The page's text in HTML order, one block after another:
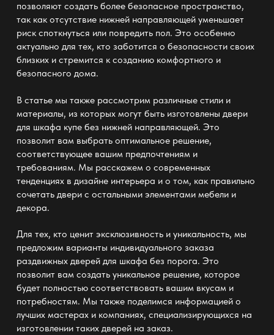
позволяют создать более безопасное пространство,
так как отсутствие нижней направляющей уменьшает
риск споткнуться или повредить пол. Это особенно
актуально для тех, кто заботится о безопасности своих
близких и стремится к созданию комфортного и
безопасного дома.
В статье мы также рассмотрим различные стили и
материалы, из которых могут быть изготовлены двери
для шкафа купе без нижней направляющей. Это
позволит вам выбрать оптимальное решение,
соответствующее вашим предпочтениям и
требованиям. Мы расскажем о современных
тенденциях в дизайне интерьера и о том, как правильно
сочетать двери с остальными элементами мебели и
декора.
Для тех, кто ценит эксклюзивность и уникальность, мы
предложим варианты индивидуального заказа
раздвижных дверей для шкафа без порога. Это
позволит вам создать уникальное решение, которое
будет полностью соответствовать вашим вкусам и
потребностям. Мы также поделимся информацией о
лучших мастерах и компаниях, специализирующихся на
изготовлении таких дверей на заказ.